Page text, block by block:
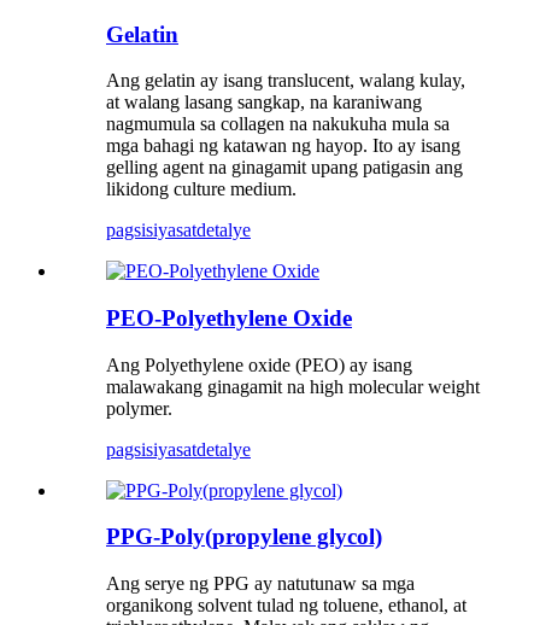
Gelatin
Ang gelatin ay isang translucent, walang kulay,
at walang lasang sangkap, na karaniwang
nagmumula sa collagen na nakukuha mula sa
mga bahagi ng katawan ng hayop. Ito ay isang
gelling agent na ginagamit upang patigasin ang
likidong culture medium.
pagsisiyasatdetalye
PEO-Polyethylene Oxide
Ang Polyethylene oxide (PEO) ay isang
malawakang ginagamit na high molecular weight
polymer.
pagsisiyasatdetalye
PPG-Poly(propylene glycol)
Ang serye ng PPG ay natutunaw sa mga
organikong solvent tulad ng toluene, ethanol, at